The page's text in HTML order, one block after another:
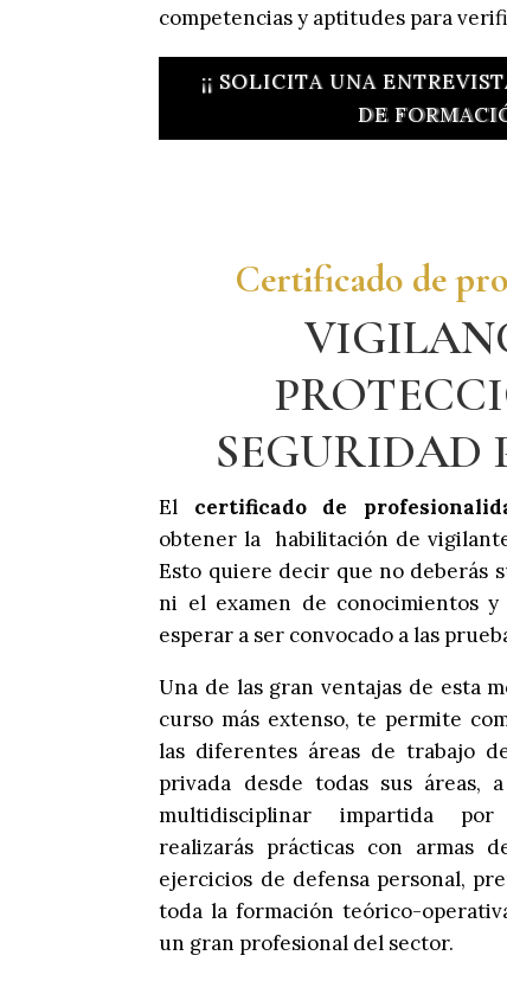
competencias y aptitudes para
¡¡ SOLICITA UNA
DE
Certificado de
SEGURIDAD
El certificado de
obtener la habilitación de
Esto quiere decir que no deberás
ni el examen de conocimientos
esperar a ser convocado a las
Una de las gran ventajas de esta
curso más extenso, te permite
las diferentes áreas de trabajo
privada desde todas sus áreas,
multidisciplinar impartida
realizarás prácticas con armas
ejercicios de defensa personal,
toda la formación teórico-
un gran profesional del sector.